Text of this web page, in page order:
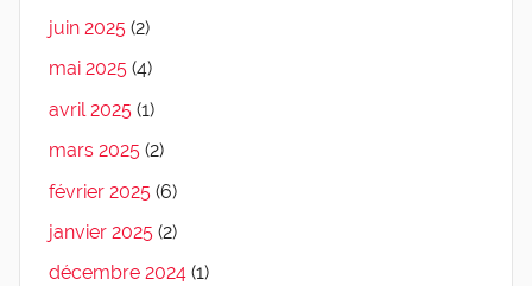
juin 2025 (2)
mai 2025 (4)
avril 2025 (1)
mars 2025 (2)
février 2025 (6)
janvier 2025 (2)
décembre 2024 (1)